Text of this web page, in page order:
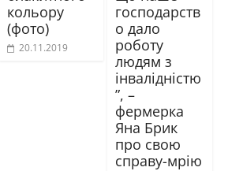
кольору
(фото)
20.11.2019
господарств
о дало
роботу
людям з
інвалідністю
”, –
фермерка
Яна Брик
про свою
справу-мрію